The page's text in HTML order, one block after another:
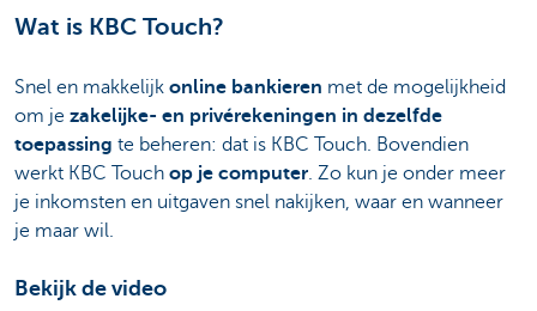
Wat is KBC Touch?
Snel en makkelijk online bankieren met de mogelijkheid
om je zakelijke- en privérekeningen in dezelfde
toepassing te beheren: dat is KBC Touch. Bovendien
werkt KBC Touch op je computer . Zo kun je onder meer
je inkomsten en uitgaven snel nakijken, waar en wanneer
je maar wil.
Bekijk de video